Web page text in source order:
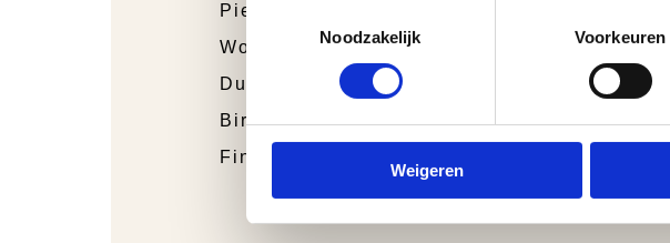
Toestemmingsselectie
Noodzakelijk
Voorkeuren
Weigeren
Piedro
Wolky
Durea
Birkenstock
Finn Comfort